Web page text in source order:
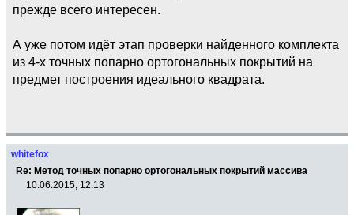
прежде всего интересен.
А уже потом идёт этап проверки найденного комплекта
из 4-х точных попарно ортогональных покрытий на
предмет построения идеального квадрата.
whitefox
Re: Метод точных попарно ортогональных покрытий массива
10.06.2015, 12:13